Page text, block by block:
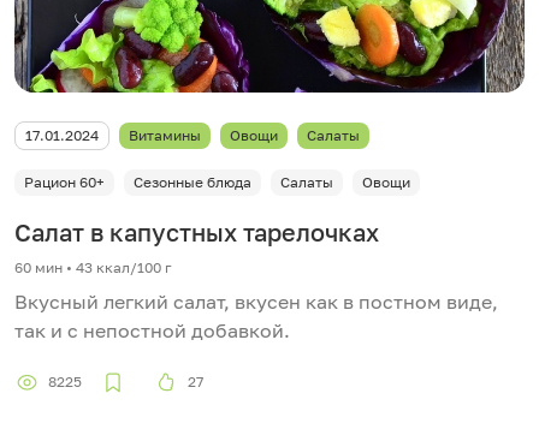
17.01.2024 Витамины Овощи Салаты
Рацион 60+ Сезонные блюда Салаты Овощи
Салат в капустных тарелочках
60 мин • 43 ккал/100 г
Вкусный легкий салат, вкусен как в постном виде,
так и с непостной добавкой.
8225 27